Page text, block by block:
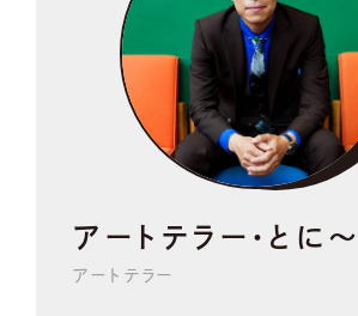
アートテラー・とに～
アートテラー